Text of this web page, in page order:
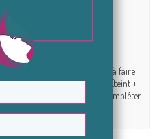
une utilisation matin et soir il
Une petite noisette suffit à faire
à faire partir le maquillage (teint +
il vient parfaitement compléter
routine !!